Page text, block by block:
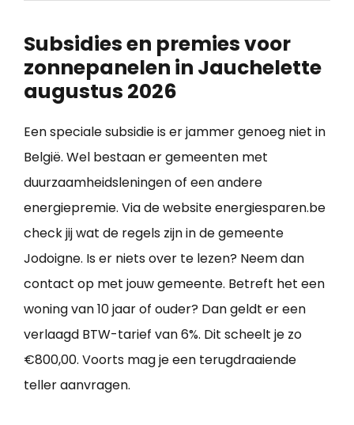
Subsidies en premies voor
zonnepanelen in Jauchelette
augustus 2026
Een speciale subsidie is er jammer genoeg niet in
België. Wel bestaan er gemeenten met
duurzaamheidsleningen of een andere
energiepremie. Via de website energiesparen.be
check jij wat de regels zijn in de gemeente
Jodoigne. Is er niets over te lezen? Neem dan
contact op met jouw gemeente. Betreft het een
woning van 10 jaar of ouder? Dan geldt er een
verlaagd BTW-tarief van 6%. Dit scheelt je zo
€800,00. Voorts mag je een terugdraaiende
teller aanvragen.